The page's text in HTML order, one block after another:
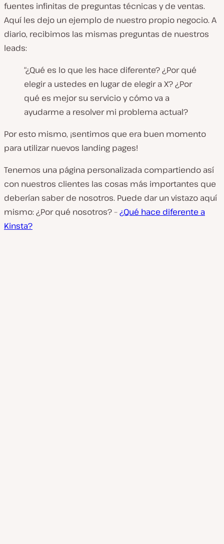
fuentes infinitas de preguntas técnicas y de ventas.
Aquí les dejo un ejemplo de nuestro propio negocio. A
diario, recibimos las mismas preguntas de nuestros
leads:
“¿Qué es lo que les hace diferente? ¿Por qué
elegir a ustedes en lugar de elegir a X? ¿Por
qué es mejor su servicio y cómo va a
ayudarme a resolver mi problema actual?
Por esto mismo, ¡sentimos que era buen momento
para utilizar nuevos landing pages!
Tenemos una página personalizada compartiendo así
con nuestros clientes las cosas más importantes que
deberían saber de nosotros. Puede dar un vistazo aquí
mismo: ¿Por qué nosotros? –¿Qué hace diferente a
Kinsta?